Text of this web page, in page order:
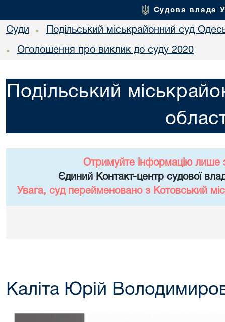
Судова влада
Суди • Подільський міськрайонний суд
• Оголошення про виклик до суду 2020
Подільський
Отримуйте інформацію лише
Єдиний Контакт-центр судової
Увага, суд перейменовано з Котовський
Каліта Юрій